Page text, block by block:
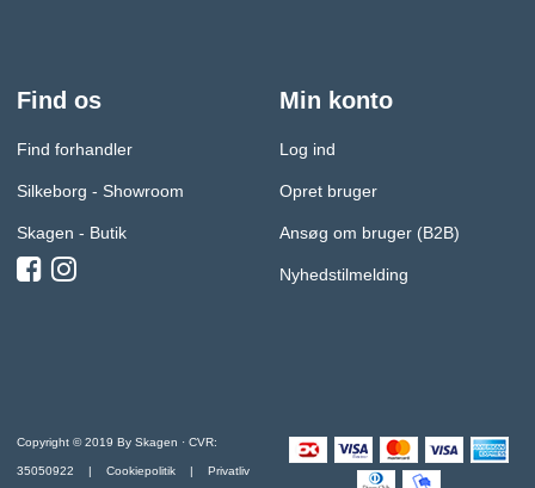
Find os
Find forhandler
Silkeborg - Showroom
Skagen - Butik
Min konto
Log ind
Opret bruger
Ansøg om bruger (B2B)
Nyhedstilmelding
Copyright © 2019 By Skagen · CVR:
35050922 |Cookiepolitik |Privatliv